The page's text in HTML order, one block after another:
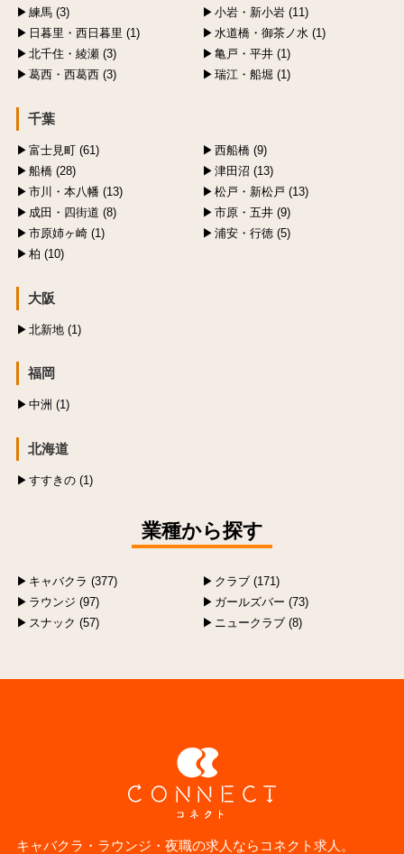
練馬 (3)
小岩・新小岩 (11)
日暮里・西日暮里 (1)
水道橋・御茶ノ水 (1)
北千住・綾瀬 (3)
亀戸・平井 (1)
葛西・西葛西 (3)
瑞江・船堀 (1)
千葉
富士見町 (61)
西船橋 (9)
船橋 (28)
津田沼 (13)
市川・本八幡 (13)
松戸・新松戸 (13)
成田・四街道 (8)
市原・五井 (9)
市原姉ヶ崎 (1)
浦安・行徳 (5)
柏 (10)
大阪
北新地 (1)
福岡
中洲 (1)
北海道
すすきの (1)
業種から探す
キャバクラ (377)
クラブ (171)
ラウンジ (97)
ガールズバー (73)
スナック (57)
ニュークラブ (8)
キャバクラ・ラウンジ・夜職の求人ならコネクト求人。